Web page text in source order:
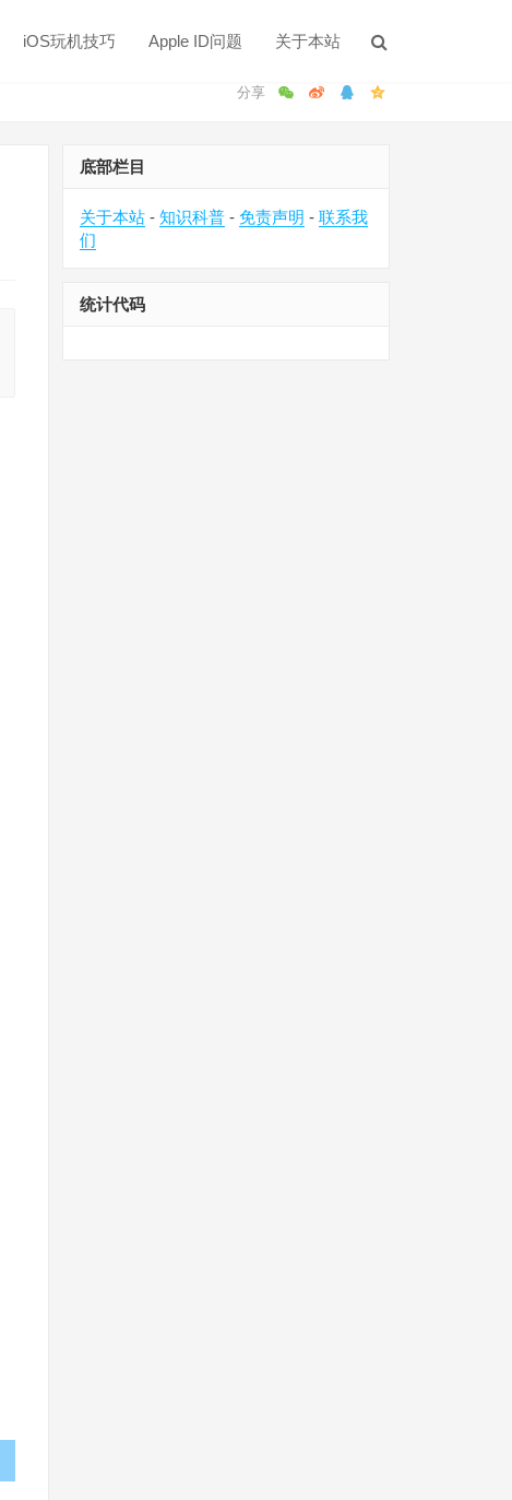
iOS玩机技巧 Apple ID问题 关于本站
底部栏目
关于本站 - 知识科普 - 免责声明 - 联系我
们
统计代码